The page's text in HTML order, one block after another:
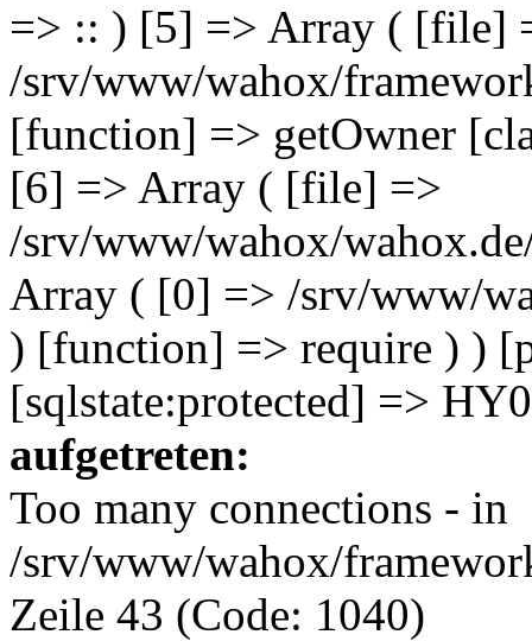
=> :: ) [5] => Array ( [file]
/srv/www/wahox/
[function] => getOwner
[6] => Array ( [file] =>
/srv/www/wahox/
Array ( [0] => /srv/www/
) [function] => require ) )
[sqlstate:protected] =>
aufgetreten:
Too many connections - in
/srv/www/wahox/
Zeile 43 (Code: 1040)